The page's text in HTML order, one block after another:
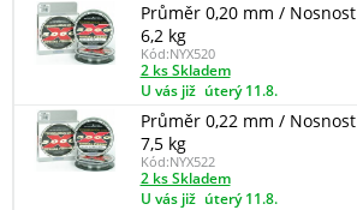
Průměr 0,20 mm / Nosnost
6,2 kg
Kód:NYX520
2 ks Skladem
U vás již úterý 11.8.
Průměr 0,22 mm / Nosnost
7,5 kg
Kód:NYX522
2 ks Skladem
U vás již úterý 11.8.